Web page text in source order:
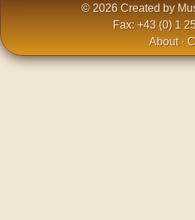
© 2026 Created by
Fax: +43 (0) 1
About·